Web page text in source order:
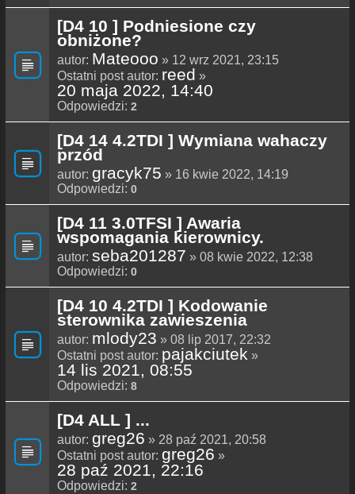
[D4 10 ] Podniesione czy
obniżone?
autor: Mateooo » 12 wrz 2021, 23:15
Ostatni post autor: reed »
20 maja 2022, 14:40
Odpowiedzi: 2
[D4 14 4.2TDI ] Wymiana wahaczy
przód
autor: gracyk75 » 16 kwie 2022, 14:19
Odpowiedzi: 0
[D4 11 3.0TFSI ] Awaria
wspomagania kierownicy.
autor: seba201287 » 08 kwie 2022, 12:38
Odpowiedzi: 0
[D4 10 4.2TDI ] Kodowanie
sterownika zawieszenia
autor: mlody23 » 08 lip 2017, 22:32
Ostatni post autor: pajakciutek »
14 lis 2021, 08:55
Odpowiedzi: 8
[D4 ALL ] ...
autor: greg26 » 28 paź 2021, 20:58
Ostatni post autor: greg26 »
28 paź 2021, 22:16
Odpowiedzi: 2